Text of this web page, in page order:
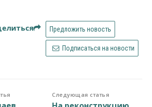
Предложить новость
Подписаться на новости
Следующая статья